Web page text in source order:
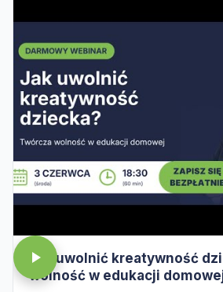
Jak uwolnić kreatywność
wolność w edukacji